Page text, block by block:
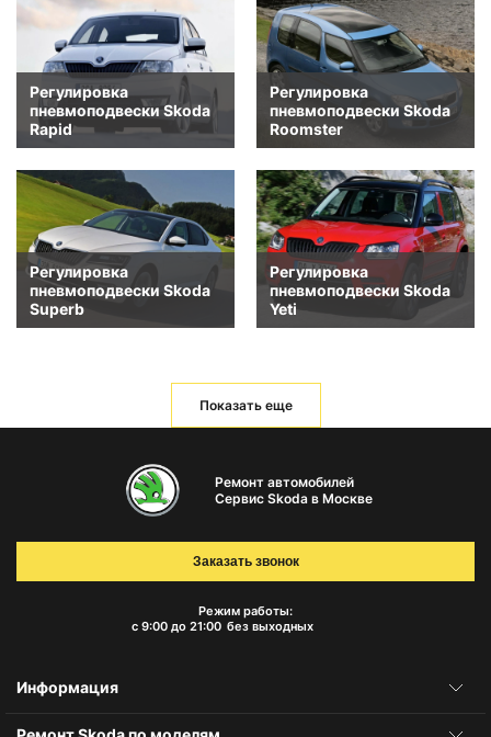
Регулировка
пневмоподвески Skoda
Rapid
Регулировка
пневмоподвески Skoda
Roomster
Регулировка
пневмоподвески Skoda
Superb
Регулировка
пневмоподвески Skoda
Yeti
Показать еще
Ремонт автомобилей
Сервис Skoda в Москве
Режим работы:
с 9:00 до 21:00 без выходных
Заказать звонок
Информация